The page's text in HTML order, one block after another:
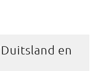
Duitsland en